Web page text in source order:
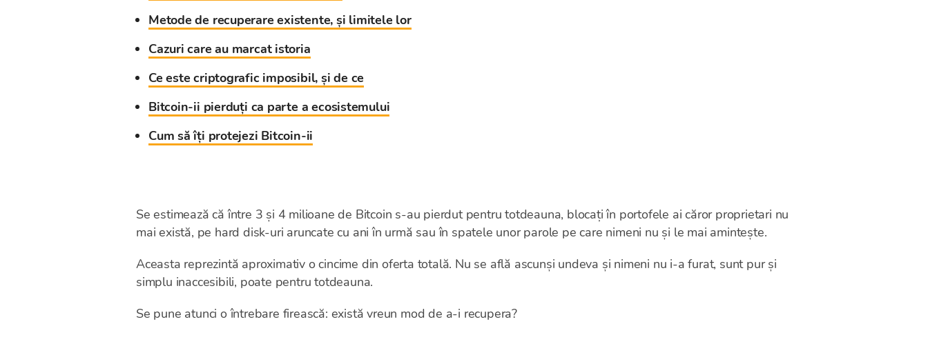
Metode de recuperare existente, și limitele lor
Cazuri care au marcat istoria
Ce este criptografic imposibil, și de ce
Bitcoin-ii pierduți ca parte a ecosistemului
Cum să îți protejezi Bitcoin-ii
Se estimează că între 3 și 4 milioane de Bitcoin s-au pierdut pentru totdeauna, blocați în portofele ai căror proprietari nu
mai există, pe hard disk-uri aruncate cu ani în urmă sau în spatele unor parole pe care nimeni nu și le mai amintește.
Aceasta reprezintă aproximativ o cincime din oferta totală. Nu se află ascunși undeva și nimeni nu i-a furat, sunt pur și
simplu inaccesibili, poate pentru totdeauna.
Se pune atunci o întrebare firească: există vreun mod de a-i recupera?